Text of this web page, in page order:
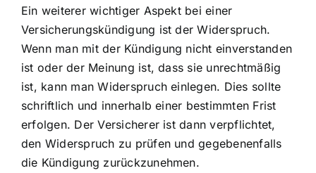
Ein weiterer wichtiger Aspekt bei einer
Versicherungskündigung ist der Widerspruch.
Wenn man mit der Kündigung nicht einverstanden
ist oder der Meinung ist, dass sie unrechtmäßig
ist, kann man Widerspruch einlegen. Dies sollte
schriftlich und innerhalb einer bestimmten Frist
erfolgen. Der Versicherer ist dann verpflichtet,
den Widerspruch zu prüfen und gegebenenfalls
die Kündigung zurückzunehmen.